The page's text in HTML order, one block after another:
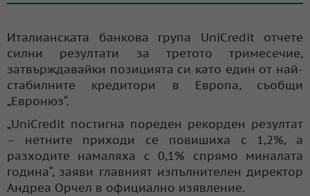
Италианската банкова група UniCredit отчете
силни резултати за третото тримесечие,
затвърждавайки позицията си като един от най-
стабилните кредитори в Европа, съобщи
„Евронюз“.
„UniCredit постигна пореден рекорден резултат
– нетните приходи се повишиха с 1,2%, а
разходите намаляха с 0,1% спрямо миналата
година“, заяви главният изпълнителен директор
Андреа Орчел в официално изявление.